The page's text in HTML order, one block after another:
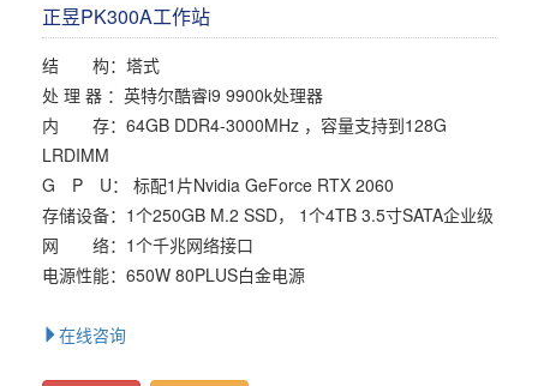
正昱PK300A工作站
结 构：塔式
处 理 器 ：英特尔酷睿i9 9900k处理器
内 存：64GB DDR4-3000MHz ，容量支持到128G
LRDIMM
G P U： 标配1片Nvidia GeForce RTX 2060
存储设备：1个250GB M.2 SSD， 1个4TB 3.5寸SATA企业级
网 络：1个千兆网络接口
电源性能：650W 80PLUS白金电源
在线咨询